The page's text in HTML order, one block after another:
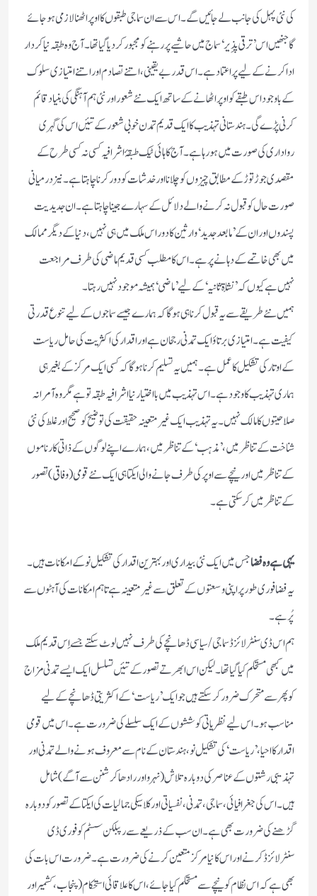
کی نئی پہل کی جانب لے جائیں گے۔اس سے ان سماجی طبقوں کا اوپر اٹھنا لازمی ہوجائے
گا جنھیں اس ’ترقی پذِیر‘سماج میں حاشیے پر رہنے کو مجبورکردیا گیاتھا۔آج وہ طبقہ نیا کردار
اداکرنے کے لیے پر اعتماد ہے۔اس قدر بے یقینی،اتنے تصادم اور اتنے امتیازی سلوک
کے باوجود اس طبقے کو اوپر اٹھانے کے ساتھ ایک نئے شعور اور نئی ہم آہنگی کی بنیاد قائم
کرنی پڑے گی۔ہندستانی تہذیب کا ایک قدیم تمدن خو بی شعور کے تئیں اس کی گہری
رواداری کی صورت میں ہورہاہے۔آج کا ہائی ٹیک طبقۂ اشرافیہ کسی نہ کسی طرح کے
مقصدی جوڑتوڑ کے مطابق چیزوں کو چلانا اور خدشات کو دورکرنا چاہتا ہے۔نیز درمیانی
صورت حال کو قبول نہ کرنے والے دلائل کے سہارے جینا چاہتاہے۔ان جدیدیت
پسندوں اور ان کے ’مابعد جدید‘وارثین کا دور اس ملک میں ہی نہیں ،دنیا کے دیگر ممالک
میں بھی خاتمے کے دہانے پر ہے۔اس کا مطلب کسی قدیم ماضی کی طرف مراجعت
نہیں ہے کیوں کہ’ نشأۃ ثانیہ ‘کے لیے ’ماضی‘ہمیشہ موجود نہیں رہتا۔
ہمیں نئے طریقے سے یہ قبول کرناہی ہوگا کہ ہمارے جیسے سماجوں کے لیے تنوع قدرتی
کیفیت ہے۔امتیازی برتاؤ ایک تمدنی رجحان ہے اور اقدار کی اکثریت کی حامل ریاست
کے اوتار کی تشکیل کا عمل ہے۔ہمیں یہ تسلیم کرنا ہوگاکہ کسی ایک مرکز کے بغیر ہی
ہماری تہذیب کا وجود ہے۔اس تہذیب میں با اختیار نیا اشرافیہ طبقہ تو ہے مگر وہ آمرانہ
صلاحیتوں کا مالک نہیں ۔یہ تہذیب ایک غیر متعینہ حقیقت کی توضیح کو صحیح اور غلط کی نئی
شناخت کے تناظر میں،’مذہب‘کے تناظر میں ،ہمارے اپنے لوگوں کے ذاتی کارناموں
کے تناظر میں اور نیچے سے اوپر کی طرف جانے والی ایکتا ہی ایک نئے قومی (وفاقی)تصور
کے تناظر میں کرسکتی ہے۔
یہی ہے وہ فضاجس میں ایک نئی بیداری اور بہترین اقدار کی تشکیل نوکے امکانات ہیں۔
یہ فضا فوری طورپر اپنی وسعتوں کے تعلق سے غیر متعینہ ہے تاہم امکانات کی آہٹوں سے
پُر ہے۔
ہم اس ڈی سنٹرلائزڈسماجی/سیاسی ڈھانچے کی طرف نہیں لوٹ سکتے جسے اِس قدیم ملک
میں کبھی مستحکم کیاگیا تھا۔لیکن اس ابھرتے تصور کے تئیں تسلسل ایک ایسے تمدنی مزاج
کو پھر سے متحرک ضرور کرسکتے ہیں جو ایک ’ریاست‘کے اکثریتی ڈھانچے کے لیے
مناسب ہو۔اس لیے نظریاتی کوششوں کے ایک سلسلے کی ضرورت ہے۔اس میں قومی
اقدار کا احیا ،’ریاست‘کی تشکیل نو ،ہندستان کے نام سے معروف ہونے والے تمدنی اور
تہذیبی رشتوں کے عناصر کی دوبارہ تلاش (نہرو اور رادھاکرشنن سے آگے)شامل
ہیں۔اس کی جغرافیائی ،سماجی،تمدنی ،نفسیاتی اور کلاسیکی جمالیات کی ایکتا کے تصور کو دوبارہ
گڑھنے کی ضرورت بھی ہے۔ ان سب کے ذریعے سے رپبلکن سسٹم کو فوری ڈی
سنٹرلائزڈکرنے اور اس کا نیا مرکز متعین کرنے کی ضرورت ہے۔ضرورت اس بات کی
بھی ہے کہ اس نظام کو نیچے سے مستحکم کیا جائے،اس کا علاقائی استحکام (پنجاب،کشمیر اور